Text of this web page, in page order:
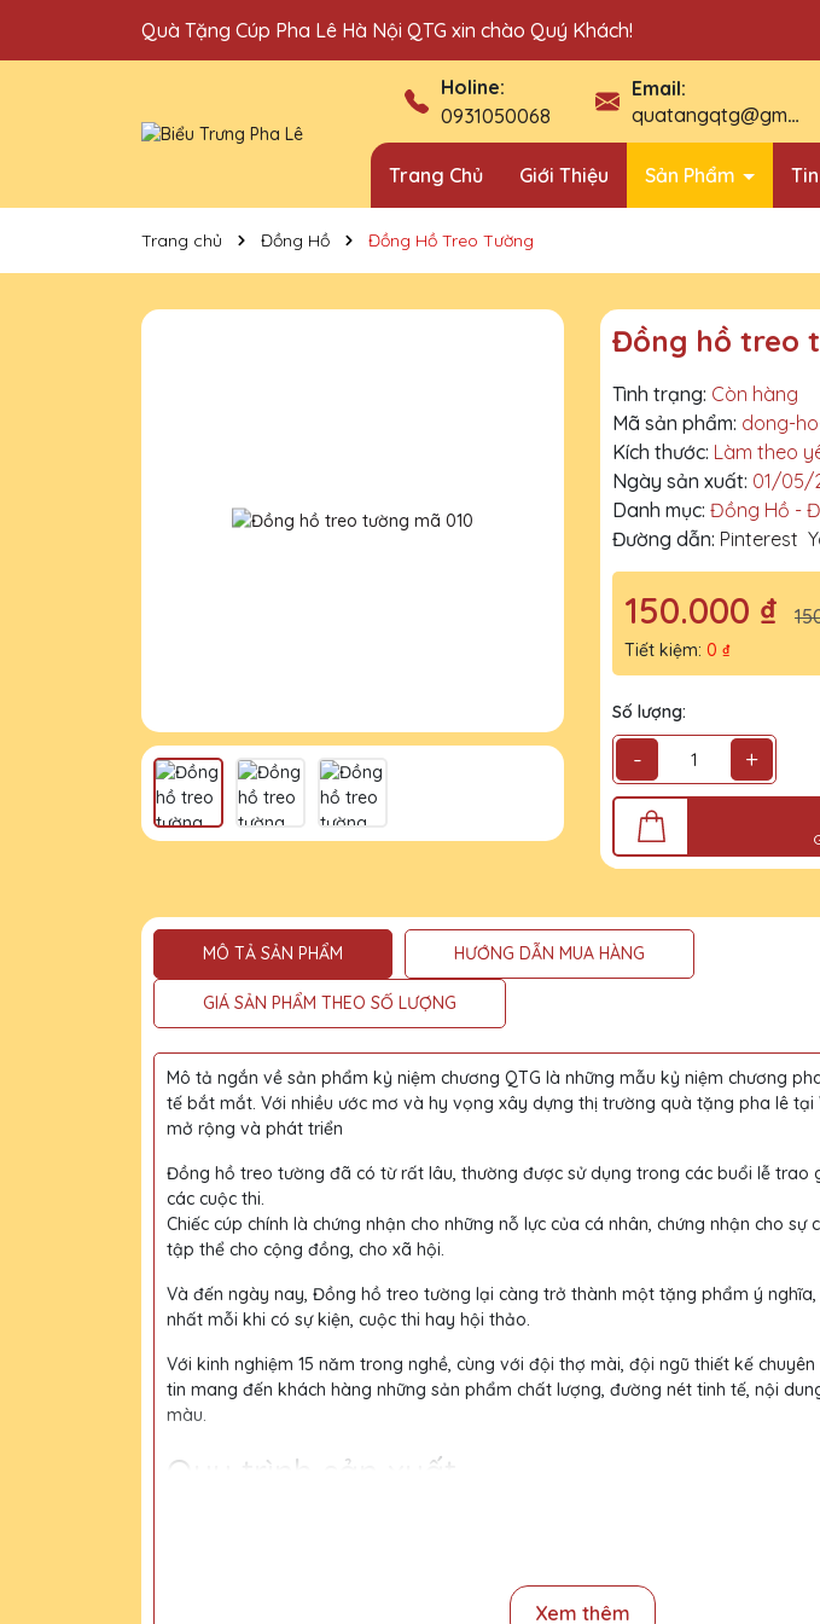
Quà Tặng Cúp Pha Lê Hà Nội QTG xin chào Quý Khách!
Địa chỉ bán cúp vinh danh uy tín tại Hà Nội!
Holine:
0931050068
Email:
quatangqtg@gmail.com
Trang Chủ Giới Thiệu Sản Phẩm
Trang chủ Đồng Hồ Đồng Hồ Treo Tường
Đồng hồ treo
Tình trạng: Còn hàng
Mã sản phẩm: dong-
Kích thước: Làm theo
Ngày sản xuất: 01/05/
Danh mục: Đồng Hồ -
Đường dẫn: Pinterest
150.000 ₫
Tiết kiệm: 0 ₫
Số lượng:
- +
MÔ TẢ SẢN PHẨM HƯỚNG DẪN MUA HÀNG
GIÁ SẢN PHẨM THEO SỐ LƯỢNG
Mô tả ngắn về sản phẩm kỷ niệm chương QTG là những mẫu kỷ niệm chương
tế bắt mắt. Với nhiều ước mơ và hy vọng xây dựng thị trường quà tặng pha lê tại
mở rộng và phát triển
Đồng hồ treo tường đã có từ rất lâu, thường được sử dụng trong các buổi lễ trao
các cuộc thi.
Chiếc cúp chính là chứng nhận cho những nỗ lực của cá nhân, chứng nhận cho sự
tập thể cho cộng đồng, cho xã hội.
Và đến ngày nay, Đồng hồ treo tường lại càng trở thành một tặng phẩm ý nghĩa,
nhất mỗi khi có sự kiện, cuộc thi hay hội thảo.
Với kinh nghiệm 15 năm trong nghề, cùng với đội thợ mài, đội ngũ thiết kế
tin mang đến khách hàng những sản phẩm chất lượng, đường nét tinh tế, nội
màu.
Quy trình sản xuất
Xem thêm